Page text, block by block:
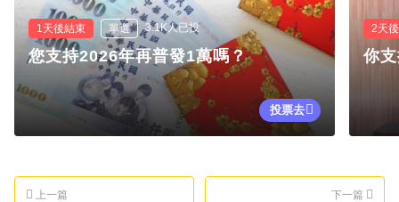
1天後結束 單選 3.1K人已投
您支持2026年再普發1萬嗎？
投票去
2天
你
上一篇 下一篇